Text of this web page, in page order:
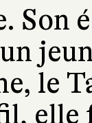
Son
le